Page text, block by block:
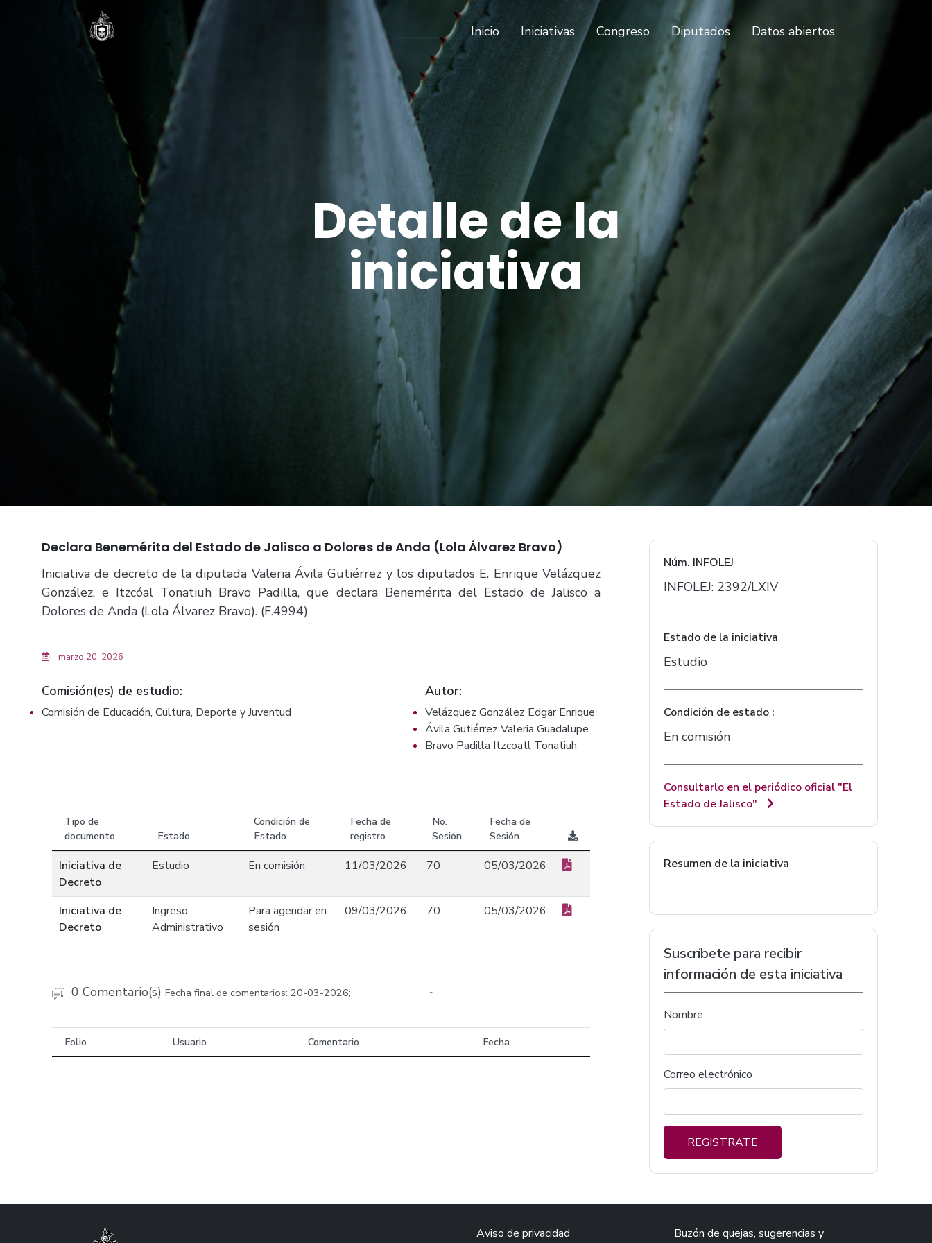
Inicio(current)
Iniciativas Congreso Diputados Datos abiertos
Detalle de la
iniciativa
Declara Benemérita del Estado de Jalisco a Dolores de Anda (Lola Álvarez Bravo)
Iniciativa de decreto de la diputada Valeria Ávila Gutiérrez y los diputados E. Enrique Velázquez
González, e Itzcóal Tonatiuh Bravo Padilla, que declara Benemérita del Estado de Jalisco a
Dolores de Anda (Lola Álvarez Bravo). (F.4994)
marzo 20, 2026
Comisión(es) de estudio:
Comisión de Educación, Cultura, Deporte y Juventud
Autor:
Velázquez González Edgar Enrique
Ávila Gutiérrez Valeria Guadalupe
Bravo Padilla Itzcoatl Tonatiuh
Tipo de
documento
Estado
Condición de
Estado
Fecha de
registro
No.
Sesión
Fecha de
Sesión
Iniciativa de
Decreto
Estudio En comisión 11/03/2026 70 05/03/2026
Iniciativa de
Decreto
Ingreso
Administrativo
Para agendar en
sesión
09/03/2026 70 05/03/2026
0 Comentario(s) Fecha final de comentarios: 20-03-2026; -
Folio Usuario Comentario Fecha
Núm. INFOLEJ
INFOLEJ: 2392/LXIV
Estado de la iniciativa
Estudio
Condición de estado :
En comisión
Consultarlo en el periódico oficial "El
Estado de Jalisco"
Resumen de la iniciativa
Suscríbete para recibir
información de esta iniciativa
Nombre
Correo electrónico
REGISTRATE
Aviso de privacidad
Buzón de quejas, sugerencias y